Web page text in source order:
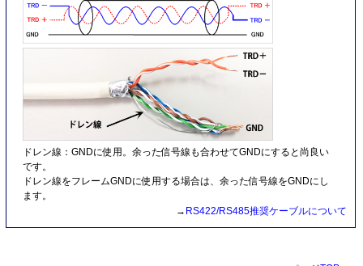
ドレン線：GNDに使用。余った信号線も合わせてGNDにすると尚良い
です。
ドレン線をフレームGNDに使用する場合は、余った信号線をGNDにし
ます。
→ RS422/RS485推奨ケーブルについて